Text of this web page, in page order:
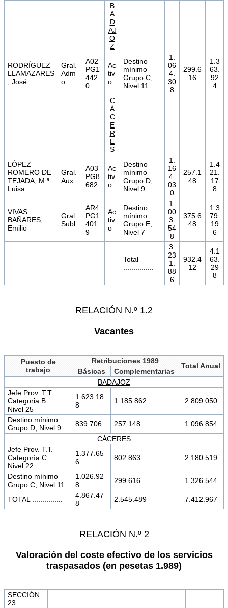
B
A
D
AJ
O
Z
RODRÍGUEZ
LLAMAZARES
, José
Gral.
Adm
o.
A02
PG1
442
0
Ac
tiv
o
Destino
mínimo
Grupo C,
Nivel 11
1.
06
4.
30
8
299.6
16
1.3
63.
92
4
C
Á
C
E
R
E
S
LÓPEZ
ROMERO DE
TEJADA, M.ª
Luisa
Gral.
Aux.
A03
PG8
682
Ac
tiv
o
Destino
mínimo
Grupo D,
Nivel 9
1.
16
4.
03
0
257.1
48
1.4
21.
17
8
VIVAS
BAÑARES,
Emilio
Gral.
Subl.
AR4
PG1
401
9
Ac
tiv
o
Destino
mínimo
Grupo E,
Nivel 7
1.
00
3.
54
8
375.6
48
1.3
79.
19
6
Total
...............
3.
23
1.
88
6
932.4
12
4.1
63.
29
8
RELACIÓN N.º 1.2
Vacantes
Puesto de
trabajo
Retribuciones 1989
Total Anual
Básicas
Complementarias
BADAJOZ
Jefe Prov. T.T.
Categoria B.
Nivel 25
1.623.18
8
1.185.862 2.809.050
Destino mínimo
Grupo D, Nivel 9
839.706 257.148
1.096.854
CÁCERES
Jefe Prov. T.T.
Categoría C.
Nivel 22
1.377.65
6
802.863 2.180.519
Destino mínimo
Grupo C, Nivel 11
1.026.92
8
299.616 1.326.544
TOTAL ...............
4.867.47
8
2.545.489 7.412.967
RELACIÓN N.º 2
Valoración del coste efectivo de los servicios
traspasados (en pesetas 1.989)
SECCIÓN
23